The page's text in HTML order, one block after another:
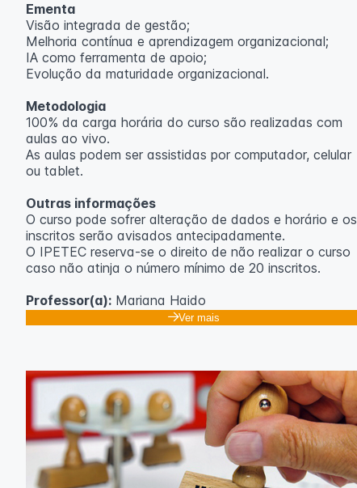
Ementa
Visão integrada de gestão;
Melhoria contínua e aprendizagem organizacional;
IA como ferramenta de apoio;
Evolução da maturidade organizacional.
Metodologia
100% da carga horária do curso são realizadas com
aulas ao vivo.
As aulas podem ser assistidas por computador, celular
ou tablet.
Outras informações
O curso pode sofrer alteração de dados e horário e os
inscritos serão avisados ​​antecipadamente.
O IPETEC reserva-se o direito de não realizar o curso
caso não atinja o número mínimo de 20 inscritos.
Professor(a): Mariana Haido
Ver mais